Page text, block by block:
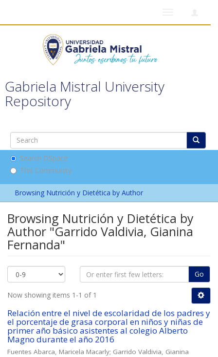
Gabriela Mistral University
Repository
Search DSpace
This Community
Browsing Nutrición y Dietética by Author
Browsing Nutrición y Dietética by
Author "Garrido Valdivia, Gianina
Fernanda"
Go
Now showing items 1-1 of 1
Relación entre el nivel de escolaridad de los padres y
el porcentaje de grasa corporal en niños y niñas de
primer año básico asistentes al colegio Alberto
Magno durante el año 2016
Fuentes Abarca, Maricela Macarly; Garrido Valdivia, Gianina